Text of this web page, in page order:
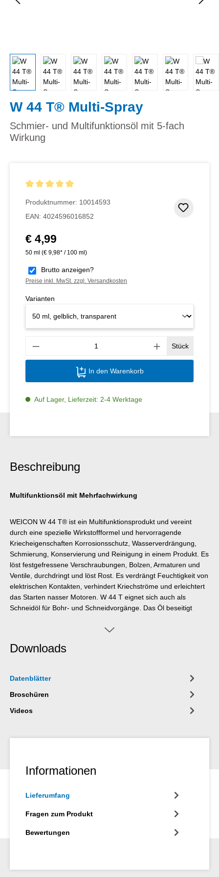
W 44 T® Multi-Spray
Schmier- und Multifunktionsöl mit 5-fach
Wirkung
Produktnummer: 10014593
EAN: 4024596016852
Regulärer Preis:
€ 4,99
50 ml (€ 9,98* / 100 ml)
Brutto anzeigen?
Preise inkl. MwSt. zzgl. Versandkosten
Varianten
Stück
In den Warenkorb
Auf Lager, Lieferzeit: 2-4 Werktage
Beschreibung
Multifunktionsöl mit Mehrfachwirkung
WEICON W 44 T® ist ein Multifunktionsprodukt und vereint
durch eine spezielle Wirkstoffformel und hervorragende
Kriecheigenschaften Korrosionsschutz, Wasserverdrängung,
Schmierung, Konservierung und Reinigung in einem Produkt. Es
löst festgefressene Verschraubungen, Bolzen, Armaturen und
Ventile, durchdringt und löst Rost. Es verdrängt Feuchtigkeit von
elektrischen Kontakten, verhindert Kriechströme und erleichtert
das Starten nasser Motoren. W 44 T eignet sich auch als
Schneidöl für Bohr- und Schneidvorgänge. Das Öl beseitigt
Lagern und allen Arten von Gelenken und Kupplungen. W 44 T
lang haftenden, hauchdünnen Film, der nicht schmiert oder
Präzisionsgeräte und hält sie funktionsfähig.
Downloads
Datenblätter
Broschüren
Videos
Informationen
Lieferumfang
Fragen zum Produkt
Bewertungen